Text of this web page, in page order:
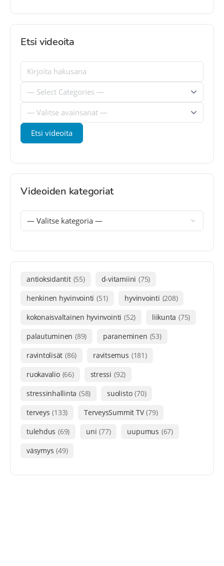
Etsi videoita
Videoiden kategoriat
antioksidantit (55) d-vitamiini (75)
henkinen hyvinvointi (51) hyvinvointi (208)
kokonaisvaltainen hyvinvointi (52) liikunta (75)
palautuminen (89) paraneminen (53)
ravintolisät (86) ravitsemus (181)
ruokavalio (66) stressi (92)
stressinhallinta (58) suolisto (70)
terveys (133) TerveysSummit TV (79)
tulehdus (69) uni (77) uupumus (67)
väsymys (49)